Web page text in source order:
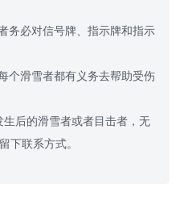
务必对信号牌、指示牌和指示
个滑雪者都有义务去帮助受伤
生后的滑雪者或者目击者，无
下联系方式。